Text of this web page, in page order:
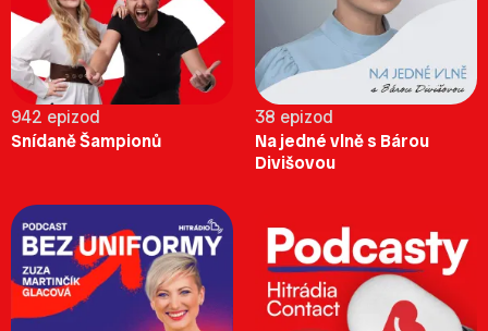
942 epizod
Snídaně Šampionů
38 epizod
Na jedné vlně s Bárou
Divišovou